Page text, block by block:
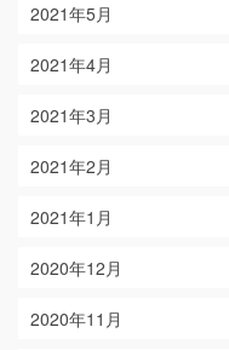
2021年5月
2021年4月
2021年3月
2021年2月
2021年1月
2020年12月
2020年11月